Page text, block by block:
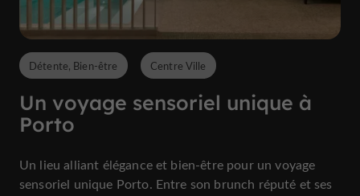
Un voyage sensoriel unique à
Porto
Détente, Bien-être Centre Ville
Un lieu alliant élégance et bien-être pour un voyage
sensoriel unique Porto. Entre son brunch réputé et ses